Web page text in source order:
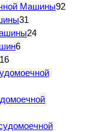
Машины92
31
24
6
16